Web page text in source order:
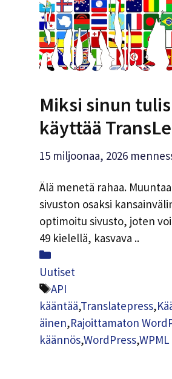
Miksi sinun
käyttää
15 miljoonaa, 2026
Älä menetä rahaa.
sivuston osaksi
optimoitu sivusto, joten
49 kielellä, kasvava ..
Luokat
Uutiset
Tunnisteet
API
kääntää,Translatepress,
äinen,Rajoittamaton
käännös,WordPress,WPML